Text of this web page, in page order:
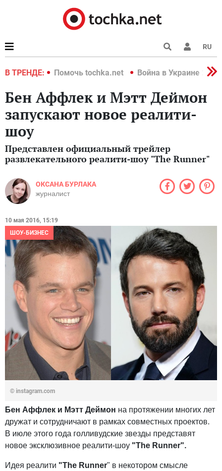
RU
В ТРЕНДЕ:
2022 Помочь tochka.net Война в Украине 2022
Бен Аффлек и Мэтт Деймон
запускают новое реалити-
шоу
Представлен официальный трейлер
развлекательного реалити-шоу "The Runner"
ОКСАНА БУРЛАКА
журналист
10 мая 2016, 15:19
ШОУ-БИЗНЕС
© instagram.com
Бен Аффлек и Мэтт Деймон на протяжении многих лет
дружат и сотрудничают в рамках совместных проектов.
В июле этого года голливудские звезды представят
новое эксклюзивное реалити-шоу "The Runner".
Идея реалити "The Runner" в некотором смысле